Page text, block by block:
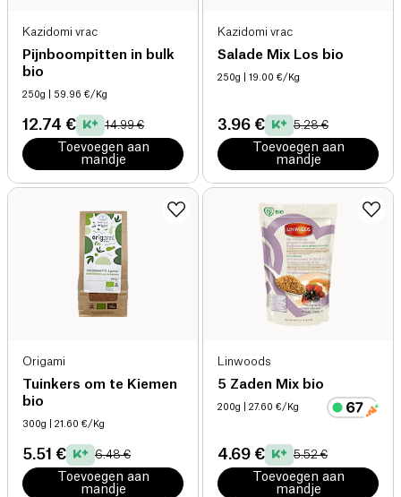
Kazidomi vrac
Pijnboompitten in bulk
bio
250g | 59.96 €/Kg
12.74 € 14.99 €
Toevoegen aan
mandje
Kazidomi vrac
Salade Mix Los bio
250g | 19.00 €/Kg
3.96 € 5.28 €
Toevoegen aan
mandje
Origami
Tuinkers om te Kiemen
bio
300g | 21.60 €/Kg
5.51 € 6.48 €
Toevoegen aan
mandje
Linwoods
5 Zaden Mix bio
200g | 27.60 €/Kg
4.69 € 5.52 €
Toevoegen aan
mandje